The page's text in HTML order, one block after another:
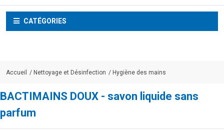
CATÉGORIES
Accueil Nettoyage et Désinfection Hygiène des mains
BACTIMAINS DOUX - savon liquide sans
parfum